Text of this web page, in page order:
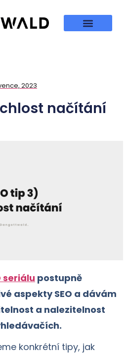
2023
načítání
seriálu postupně
aspekty SEO a dávám
a nalezitelnost
konkrétní tipy, jak